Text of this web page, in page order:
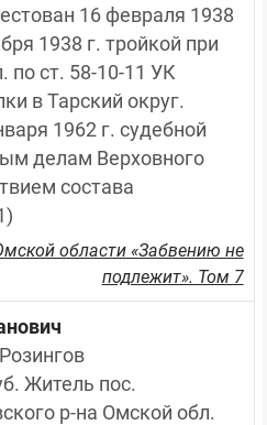
16 февраля 1938
1938 г. тройкой при
ст. 58-10-11 УК
в Тарский округ.
1962 г. судебной
делам Верховного
состава
области «Забвению не
подлежит». Том 7
Житель пос.
р-на Омской обл.